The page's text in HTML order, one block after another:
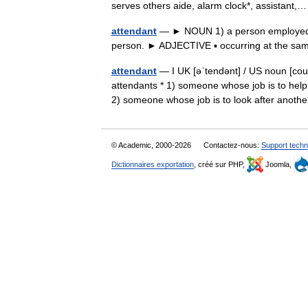
serves others aide, alarm clock*,
attendant — ► NOUN 1) a person
person. ► ADJECTIVE ▪ occurring at the
attendant — I UK [əˈtendənt] / US noun
attendants * 1) someone whose job is to
2) someone whose job is to look after
© Academic, 2000-2026 Contactez-nous: Support
Dictionnaires exportation , créé sur PHP, Joomla,